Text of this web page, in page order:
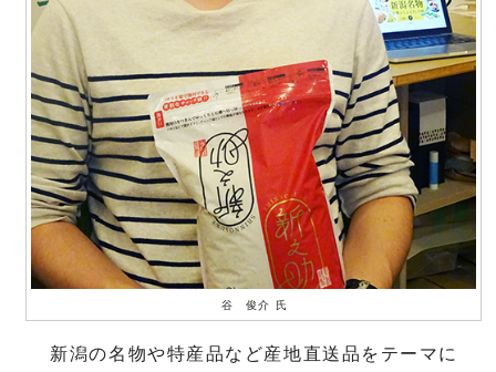
谷 俊介 氏
新潟の名物や特産品など産地直送品をテーマに